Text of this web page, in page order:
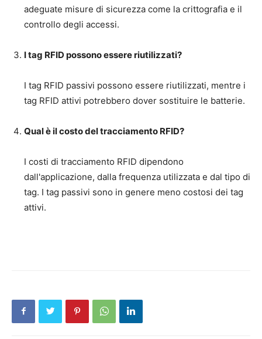
adeguate misure di sicurezza come la crittografia e il
controllo degli accessi.
I tag RFID possono essere riutilizzati?
I tag RFID passivi possono essere riutilizzati, mentre i
tag RFID attivi potrebbero dover sostituire le batterie.
Qual è il costo del tracciamento RFID?
I costi di tracciamento RFID dipendono
dall'applicazione, dalla frequenza utilizzata e dal tipo di
tag. I tag passivi sono in genere meno costosi dei tag
attivi.